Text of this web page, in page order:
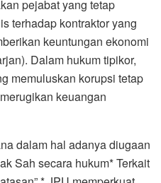
pejabat yang tetap
terhadap kontraktor yang
keuntungan ekonomi
Dalam hukum tipikor,
memuluskan korupsi tetap
keuangan
dalam hal adanya diugaan
Sah secara hukum* Terkait